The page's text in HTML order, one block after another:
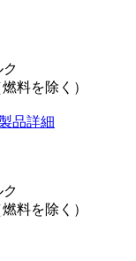
料を除く）
品詳細
料を除く）